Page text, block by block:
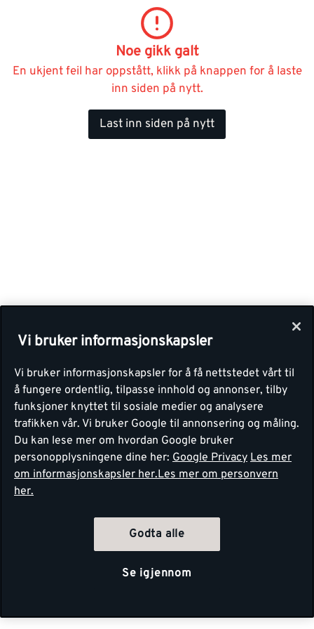
Noe gikk galt
En ukjent feil har oppstått, klikk på knappen for å laste
inn siden på nytt.
Last inn siden på nytt
Vi bruker informasjonskapsler
Vi bruker informasjonskapsler for å få nettstedet vårt til
å fungere ordentlig, tilpasse innhold og annonser, tilby
funksjoner knyttet til sosiale medier og analysere
trafikken vår. Vi bruker Google til annonsering og måling.
Du kan lese mer om hvordan Google bruker
personopplysningene dine her: Google Privacy Les mer
om informasjonskapsler her.Les mer om personvern
her.
Godta alle
Se igjennom